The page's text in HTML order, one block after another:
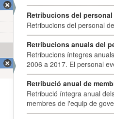
Retribucions del
Retribucions del personal
Retribucions anuals del
Retribucions íntegres
2006 a 2017. El personal
Retribució anual de
Retribució íntegra anual
membres de l'equip de